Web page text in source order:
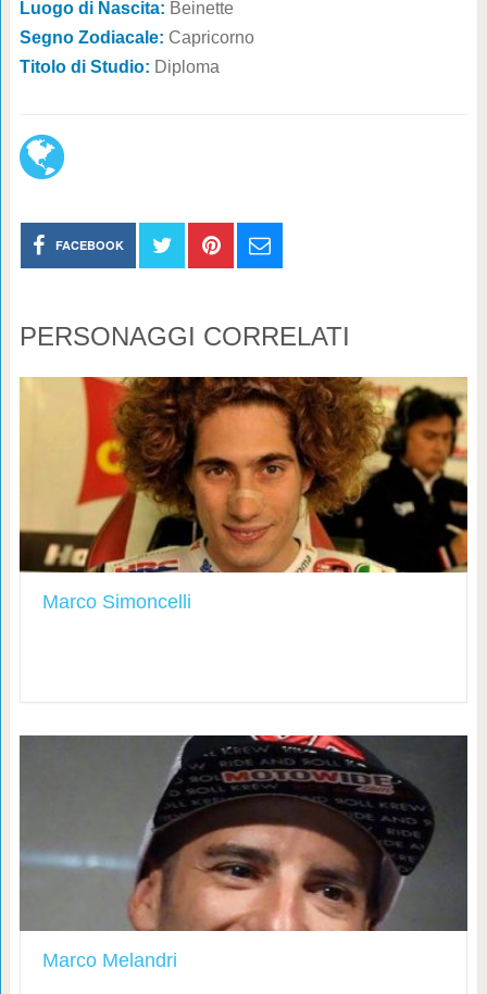
Luogo di Nascita: Beinette
Segno Zodiacale: Capricorno
Titolo di Studio: Diploma
FACEBOOK
PERSONAGGI CORRELATI
Marco Simoncelli
Marco Melandri